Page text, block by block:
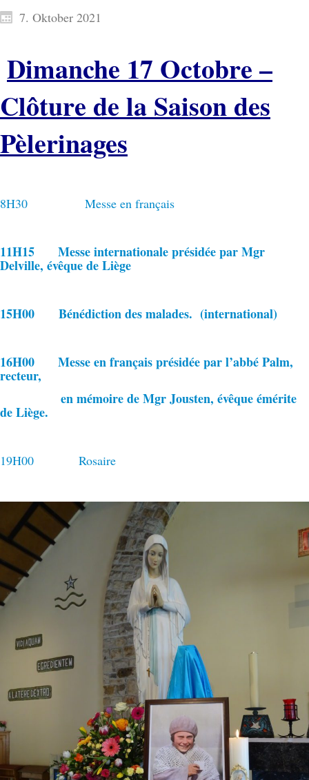
7. Oktober 2021
Dimanche 17 Octobre –
Clôture de la Saison des
Pèlerinages
8H30 Messe en français
11H15 Messe internationale présidée par Mgr
Delville, évêque de Liège
15H00 Bénédiction des malades. (international)
16H00 Messe en français présidée par l’abbé Palm,
recteur,
en mémoire de Mgr Jousten, évêque émérite
de Liège.
19H00 Rosaire